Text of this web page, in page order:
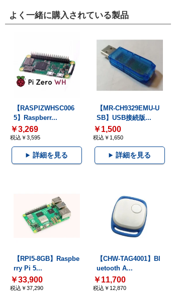
よく一緒に購入されている製品
【RASPIZWHSC006
5】Raspberr...
￥3,269
税込￥3,595
詳細を見る
【MR-CH9329EMU-U
SB】USB接続版...
￥1,500
税込￥1,650
詳細を見る
【RPI5-8GB】Raspbe
rry Pi 5...
￥33,900
税込￥37,290
【CHW-TAG4001】Bl
uetooth A...
￥11,700
税込￥12,870